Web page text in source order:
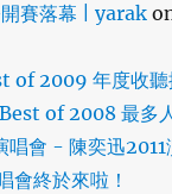
賽落幕 | yarak
of 2009 年度收
of 2008 最多
唱會 - 陳奕迅2011
會終於來啦！